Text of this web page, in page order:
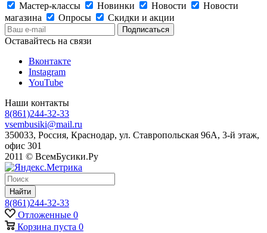
Мастер-классы
Новинки Новости
Новости
магазина
Опросы Скидки и акции
Оставайтесь на связи
Вконтакте
Instagram
YouTube
Наши контакты
8(861)244-32-33
vsembusiki@mail.ru
350033, Россия, Краснодар, ул. Ставропольская 96А, 3-й этаж,
офис 301
2011 © ВсемБусики.Ру
Найти
8(861)244-32-33
Отложенные 0
Корзина пуста 0